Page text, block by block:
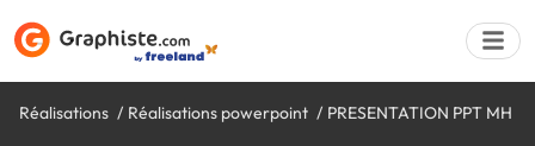
Réalisations Réalisations powerpoint PRESENTATION PPT MH